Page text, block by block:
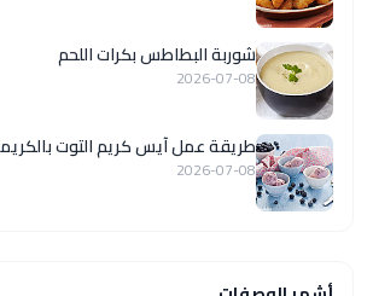
شوربة البطاطس بكرات اللحم
2026-07-08
طريقة عمل آيس كريم التوت
2026-07-08